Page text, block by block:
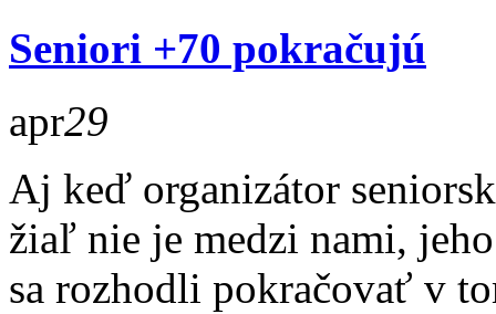
Seniori +70 pokračujú
apr29
Aj keď organizátor
žiaľ nie je medzi nami,
sa rozhodli pokračovať v